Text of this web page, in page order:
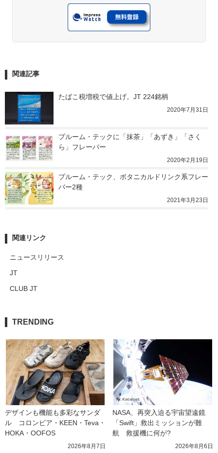
関連記事
たばこ税増税で値上げ。JT 224銘柄
2020年7月31日
プルーム・テックに「抹茶」「あずき」「さく
ら」フレーバー
2020年2月19日
プルーム・テック、ボタニカルドリンク系フレー
バー2種
2021年3月23日
関連リンク
ニュースリリース
JT
CLUB JT
TRENDING
デザインも機能も多彩なサンダ
ル　コロンビア・KEEN・Teva・
HOKA・OOFOS
2026年8月7日
NASA、再突入迫る宇宙望遠鏡
「Swift」救出ミッションが難
航　救援機に何が?
2026年8月6日